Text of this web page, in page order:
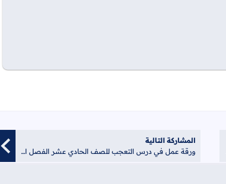
المشاركة التالية
ورقة عمل في درس التعجب للصف الحادي عشر الفصل الثاني